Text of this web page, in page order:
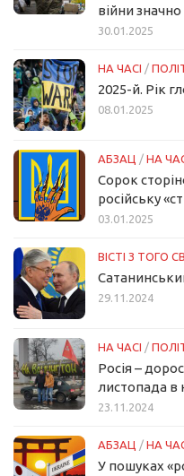
війни
30.01.2025
НА ЧАСІ /
2025-й. Рік
08.01.2025
АБЗАЦ / НА
Сорок
російську
03.01.2025
ВІСТІ З ТОГО
29.11.2024
НА ЧАСІ /
Росія –
листопада в
23.11.2024
АБЗАЦ / НА
У пошуках